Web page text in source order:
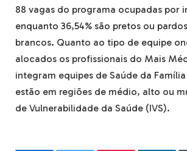
88 vagas do programa ocupadas por
enquanto 36,54% são pretos ou
brancos. Quanto ao tipo de equipe
alocados os profissionais do Mais
integram equipes de Saúde da Família
estão em regiões de médio, alto ou
de Vulnerabilidade da Saúde (IVS).